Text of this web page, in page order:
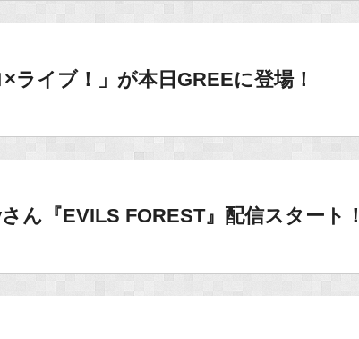
×ライブ！」が本日GREEに登場！
ん『EVILS FOREST』配信スタート！